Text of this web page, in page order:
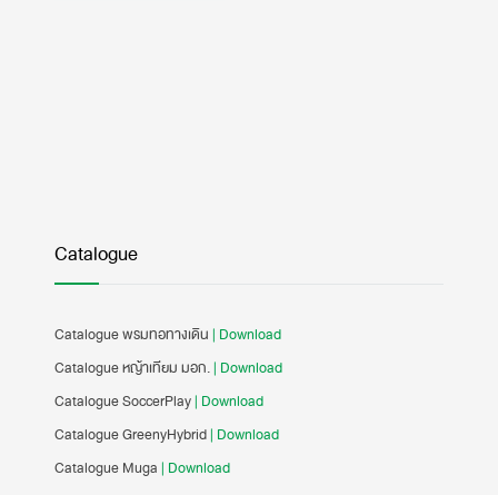
Catalogue
Catalogue พรมทอทางเดิน | Download
Catalogue หญ้าเทียม มอก.| Download
Catalogue SoccerPlay| Download
Catalogue GreenyHybrid| Download
Catalogue Muga | Download